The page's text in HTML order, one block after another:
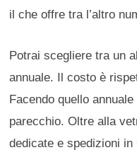
il che offre tra l’altro
Potrai scegliere tra un
annuale. Il costo è
Facendo quello
parecchio. Oltre alla
dedicate e spedizioni in